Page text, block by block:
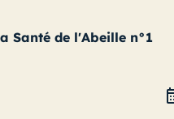
Santé de l'Abeille n°1